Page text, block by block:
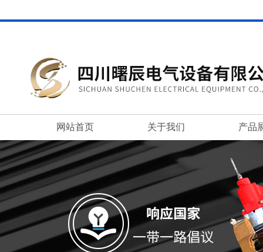
网站首页 关于我们 产品